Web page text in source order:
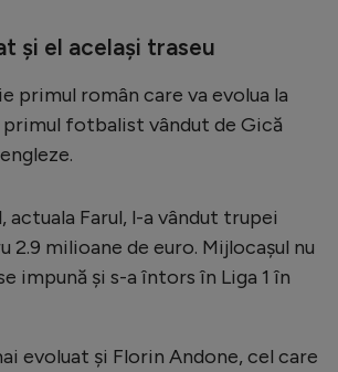
în cont
cont
și el același traseu
primul român care va evolua la
fotbalist vândut de Gică
actuala Farul, l-a vândut trupei
milioane de euro. Mijlocașul nu
impună și s-a întors în Liga 1 în
evoluat și Florin Andone, cel care